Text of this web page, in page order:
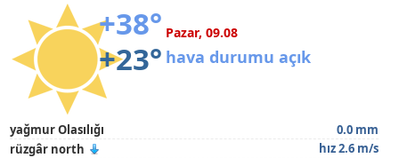
+38°
+23°
Pazar, 09.08
hava durumu açık
yağmur Olasılığı
0.0 mm
rüzgâr north
hız 2.6 m/s